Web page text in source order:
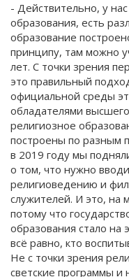
- Действительно, у
образования, есть
образование
принципу, там можно
лет. С точки зрения
это правильный
официальной среды
обладателями
религиозное
построены по разным
в 2019 году мы
о том, что нужно
религиоведению и
служителей. И это, на
потому что
образования стало
всё равно, кто
Не с точки зрения
светские программы